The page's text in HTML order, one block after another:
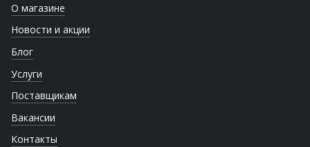
О магазине
Новости и акции
Блог
Услуги
Поставщикам
Вакансии
Контакты